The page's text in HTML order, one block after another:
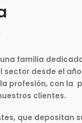
familia
desde el año
profesión, con la
clientes.
que depositan